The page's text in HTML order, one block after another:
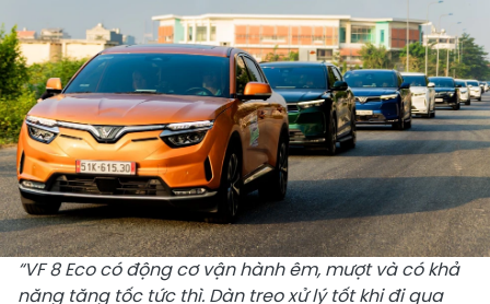
“VF 8 Ecocó động cơ vận hành êm, mượt và có khả
năng tăng tốc tức thì. Dàn treo xử lý tốt khi đi qua